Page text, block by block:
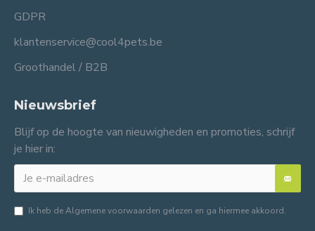
GDPR
klantenservice@cool4pets.be
Groothandel / B2B
Nieuwsbrief
Blijf op de hoogte van nieuwigheden en promoties, schrijf
je hier in:
Ik heb deAlgemene voorwaarden gelezen en ga hiermee akkoord.